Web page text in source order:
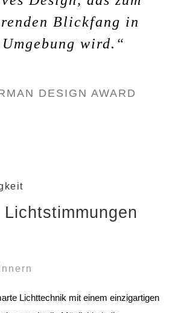
Blickfang in
wird.“
DESIGN AWARD
FOCUS OPEN
DESIGN AWARD
für moderne Kunst
Lichttechnik mit einem einzigartigen